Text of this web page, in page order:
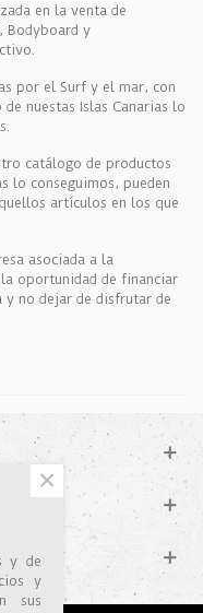
en la venta de
Bodyboard y
por el Surf y el mar, con
nuestas Islas Canarias lo
catálogo de productos
lo conseguimos, pueden
artículos en los que
asociada a la
oportunidad de financiar
y no dejar de disfrutar de
y de
y
sus
×